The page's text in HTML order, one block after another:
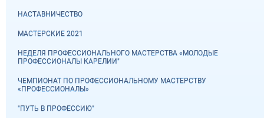
НАСТАВНИЧЕСТВО
МАСТЕРСКИЕ 2021
НЕДЕЛЯ ПРОФЕССИОНАЛЬНОГО МАСТЕРСТВА «МОЛОДЫЕ
ПРОФЕССИОНАЛЫ КАРЕЛИИ"
ЧЕМПИОНАТ ПО ПРОФЕССИОНАЛЬНОМУ МАСТЕРСТВУ
«ПРОФЕССИОНАЛЫ»
"ПУТЬ В ПРОФЕССИЮ"